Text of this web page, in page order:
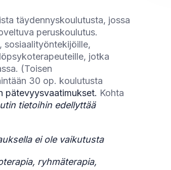
täydennyskoulutusta, jossa
peruskoulutus.
sosiaalityöntekijöille,
jotka
(Toisen
30 op. koulutusta
pätevyysvaatimukset. Kohta
tietoihin edellyttää
ei ole vaikutusta
ryhmäterapia,